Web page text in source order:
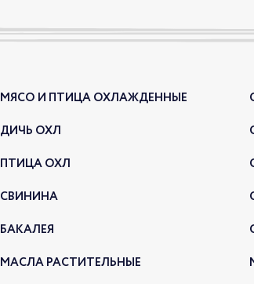
МЯСО И ПТИЦА ОХЛАЖДЕННЫЕ
ДИЧЬ ОХЛ
ПТИЦА ОХЛ
СВИНИНА
БАКАЛЕЯ
МАСЛА РАСТИТЕЛЬНЫЕ